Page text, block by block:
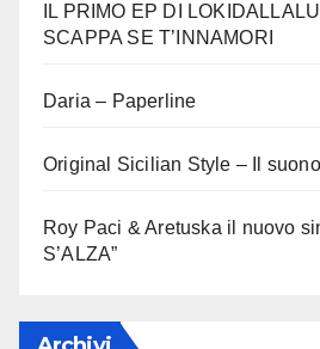
IL PRIMO EP DI
SCAPPA SE T’INNAMORI
Daria – Paperline
Original Sicilian Style – Il
Roy Paci & Aretuska il nuovo
S’ALZA”